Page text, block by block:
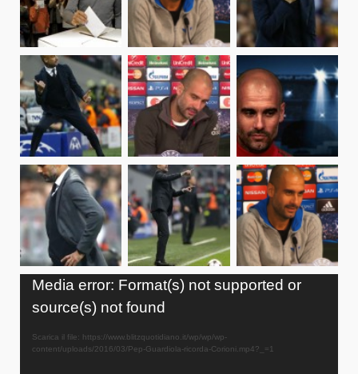
Video
Player
Media error: Format(s) not supported or
source(s) not found
Scarica il file: https://www.blitzquotidiano.it/wp/wp/wp-
content/uploads/2016/03/Pep-Guardiola-ricorda-Corioni.mp4?_=1